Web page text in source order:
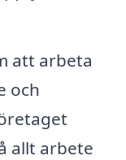
att arbeta
och
allt arbete